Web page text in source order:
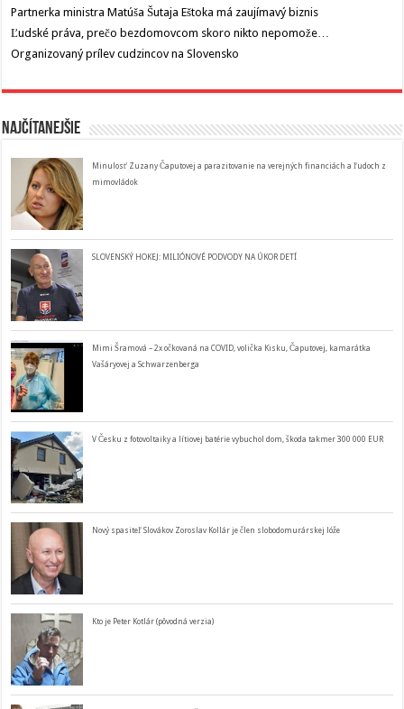
Partnerka ministra Matúša Šutaja Eštoka má zaujímavý biznis
Ľudské práva, prečo bezdomovcom skoro nikto nepomože…
Organizovaný prílev cudzincov na Slovensko
Najčítanejšie
Minulosť Zuzany Čaputovej a parazitovanie na verejných financiách a ľudoch z
mimovládok
SLOVENSKÝ HOKEJ: MILIÓNOVÉ PODVODY NA ÚKOR DETÍ
Mimi Šramová – 2x očkovaná na COVID, volička Kisku, Čaputovej, kamarátka
Vašáryovej a Schwarzenberga
V Česku z fotovoltaiky a lítiovej batérie vybuchol dom, škoda takmer 300 000 EUR
Nový spasiteľ Slovákov Zoroslav Kollár je člen slobodomurárskej lóže
Kto je Peter Kotlár (pôvodná verzia)